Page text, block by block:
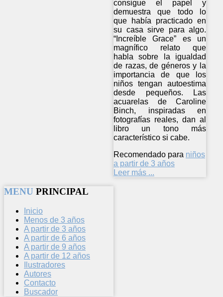
consigue el papel y
demuestra que todo lo
que había practicado en
su casa sirve para algo.
“Increíble Grace” es un
magnífico relato que
habla sobre la igualdad
de razas, de géneros y la
importancia de que los
niños tengan autoestima
desde pequeños. Las
acuarelas de Caroline
Binch, inspiradas en
fotografías reales, dan al
libro un tono más
característico si cabe.
Recomendado para niños
a partir de 3 años
Leer más ...
MENU PRINCIPAL
Inicio
Menos de 3 años
A partir de 3 años
A partir de 6 años
A partir de 9 años
A partir de 12 años
Ilustradores
Autores
Contacto
Buscador